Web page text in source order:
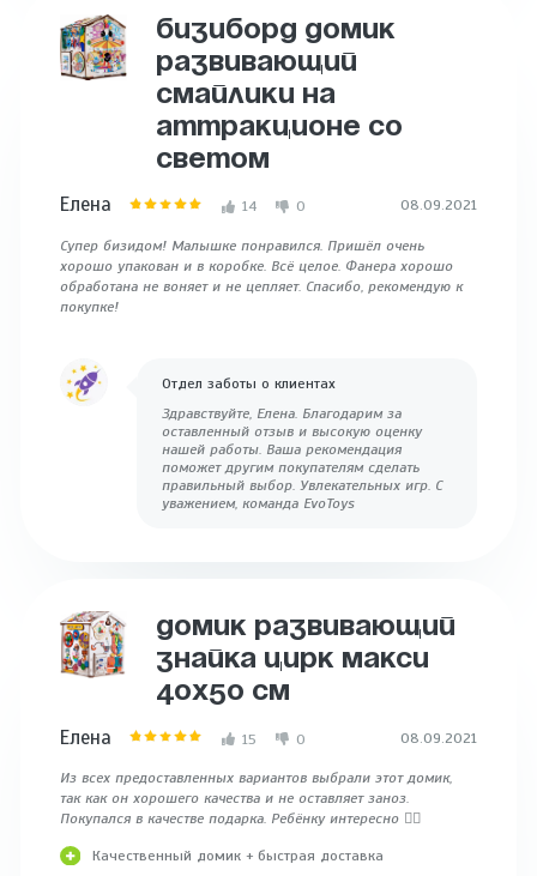
БИЗИБОРД ДОМИК
РАЗВИВАЮЩИЙ
СМАЙЛИКИ НА
АТТРАКЦИОНЕ СО
СВЕТОМ
Елена 14 0 08.09.2021
Супер бизидом! Малышке понравился. Пришёл очень
хорошо упакован и в коробке. Всё целое. Фанера хорошо
обработана не воняет и не цепляет. Спасибо, рекомендую к
покупке!
Отдел заботы о клиентах
Здравствуйте, Елена. Благодарим за
оставленный отзыв и высокую оценку
нашей работы. Ваша рекомендация
поможет другим покупателям сделать
правильный выбор. Увлекательных игр. С
уважением, команда EvoToys
ДОМИК РАЗВИВАЮЩИЙ
ЗНАЙКА ЦИРК МАКСИ
40X50 СМ
Елена 15 0 08.09.2021
Из всех предоставленных вариантов выбрали этот домик,
так как он хорошего качества и не оставляет заноз.
Покупался в качестве подарка. Ребёнку интересно 👍🏻
Качественный домик + быстрая доставка